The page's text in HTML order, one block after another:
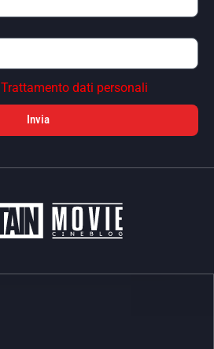
Trattamento dati personali
Invia